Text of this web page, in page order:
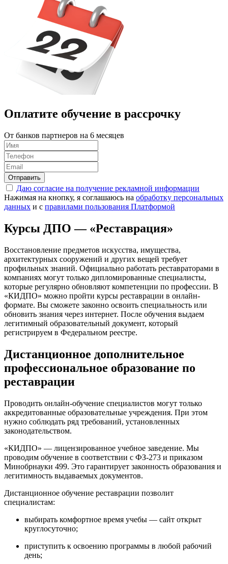
Оплатите обучение в рассрочку
От банков партнеров на 6 месяцев
Отправить
Даю согласие на получение рекламной информации
Нажимая на кнопку, я соглашаюсь на обработку персональных
данных и с правилами пользования Платформой
Курсы ДПО — «Реставрация»
Восстановление предметов искусства, имущества,
архитектурных сооружений и других вещей требует
профильных знаний. Официально работать реставраторами в
компаниях могут только дипломированные специалисты,
которые регулярно обновляют компетенции по профессии. В
«КИДПО» можно пройти курсы реставрации в онлайн-
формате. Вы сможете законно освоить специальность или
обновить знания через интернет. После обучения выдаем
легитимный образовательный документ, который
регистрируем в Федеральном реестре.
Дистанционное дополнительное
профессиональное образование по
реставрации
Проводить онлайн-обучение специалистов могут только
аккредитованные образовательные учреждения. При этом
нужно соблюдать ряд требований, установленных
законодательством.
«КИДПО» — лицензированное учебное заведение. Мы
проводим обучение в соответствии с ФЗ-273 и приказом
Минобрнауки 499. Это гарантирует законность образования и
легитимность выдаваемых документов.
Дистанционное обучение реставрации позволит
специалистам:
выбирать комфортное время учебы — сайт открыт
круглосуточно;
приступить к освоению программы в любой рабочий
день;